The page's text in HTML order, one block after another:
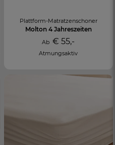
Plattform-Matratzenschoner
Molton 4 Jahreszeiten
Ab€ 55,-
Atmungsaktiv